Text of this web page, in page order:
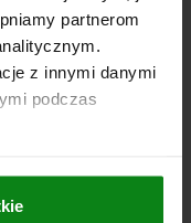
partnerom
z innymi danymi
podczas
kupili